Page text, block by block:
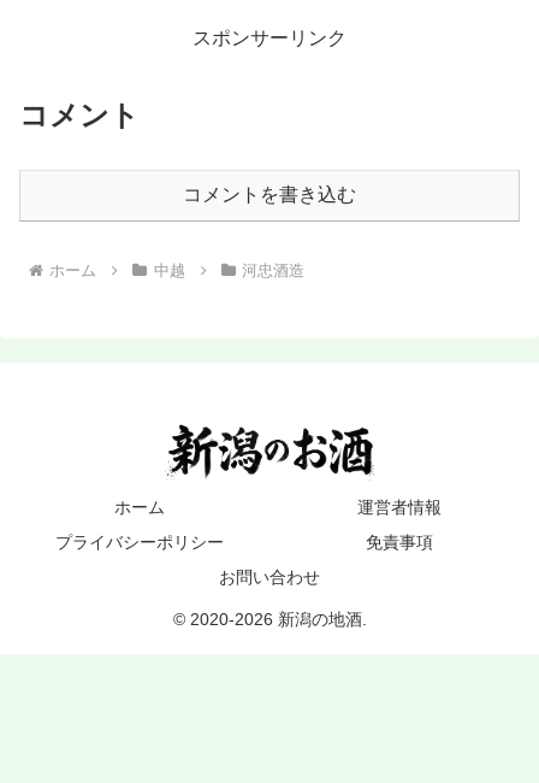
スポンサーリンク
コメント
コメントを書き込む
ホーム 中越 河忠酒造
ホーム
運営者情報
プライバシーポリシー
免責事項
お問い合わせ
© 2020-2026 新潟の地酒.